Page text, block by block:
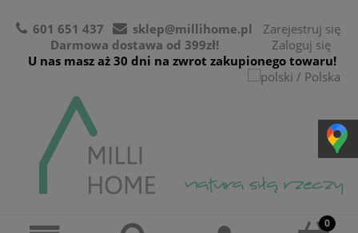
601 651 437
sklep@millihome.pl
Darmowa dostawa od 399zł!
U nas masz aż 30 dni na zwrot zakupionego towaru!
Zarejestruj się
Zaloguj się